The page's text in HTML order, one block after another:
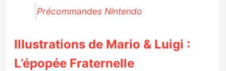
Précommandes Nintendo
Illustrations de Mario & Luigi :
L’épopée Fraternelle